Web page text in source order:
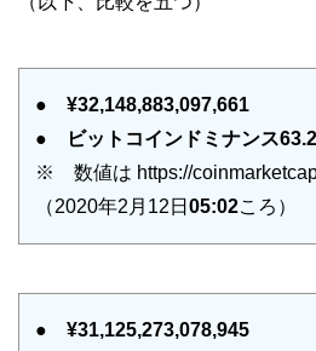
● ¥32,148,883,097,661
●
ビットコインドミナンス
※ 数値は https://
（2020年2月12日 05:02ころ）
● ¥31,125,273,078,945